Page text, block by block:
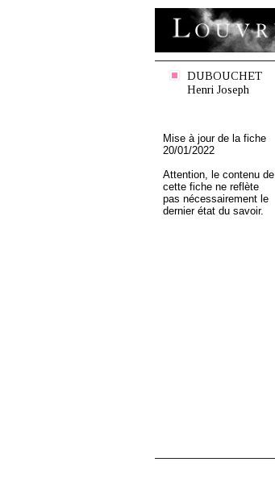
DUBOUCHET
Henri Joseph
Mise à jour de la fiche
20/01/2022
Attention, le contenu de
cette fiche ne reflète
pas nécessairement le
dernier état du savoir.